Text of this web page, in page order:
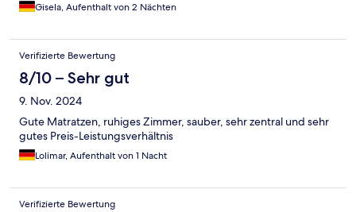
Gisela, Aufenthalt von 2 Nächten
Verifizierte Bewertung
8/10 – Sehr gut
9. Nov. 2024
Gute Matratzen, ruhiges Zimmer, sauber, sehr zentral und sehr
gutes Preis-Leistungsverhältnis
Lolimar, Aufenthalt von 1 Nacht
Verifizierte Bewertung